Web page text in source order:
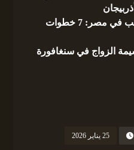
دليلك الشامل لـ زواج الأجانب في مصر: 7 خطوات
الزواج في سنغافورة
25 يناير 2026